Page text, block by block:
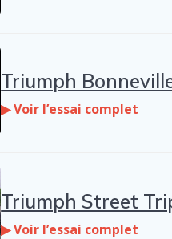
Triumph
▶ Voir l’essai complet
Triumph Street
▶ Voir l’essai complet